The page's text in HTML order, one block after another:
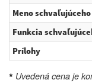
Meno schvaľujúceho
Funkcia
Prílohy
* Uvedená cena je